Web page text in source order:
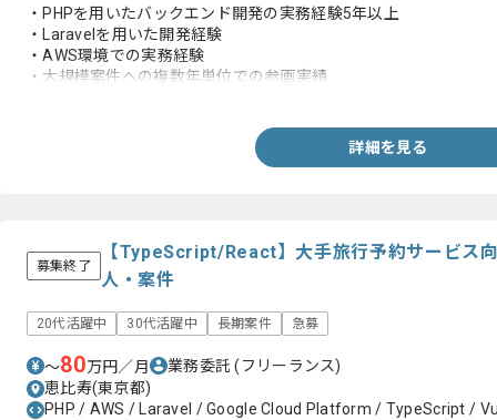
・PHPを用いたバックエンド開発の実務経験5年以上
・Laravelを用いた開発経験
・AWS環境での実務経験
・大規模案件への複数年単位での参画実績
詳細を見る
募集終了
【TypeScript/React】大手旅行予約サービス
人・案件
20代活躍中 30代活躍中 長期案件 急募
〜80万円／月 業務委託(フリーランス)
恵比寿(東京都)
PHP / AWS / Laravel / Google Cloud Platform / TypeScript /